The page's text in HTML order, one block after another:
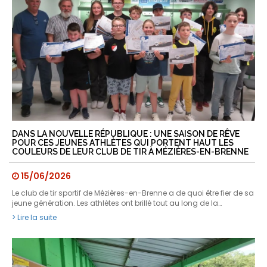
DANS LA NOUVELLE RÉPUBLIQUE : UNE SAISON DE RÊVE
POUR CES JEUNES ATHLÈTES QUI PORTENT HAUT LES
COULEURS DE LEUR CLUB DE TIR À MÉZIÈRES-EN-BRENNE
15/06/2026
Le club de tir sportif de Mézières-en-Brenne a de quoi être fier de sa
jeune génération. Les athlètes ont brillé tout au long de la…
> Lire la suite